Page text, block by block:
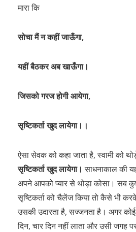
मारा कि
सोचा मैं न कहीं जाऊँगा,
यहीं बैठकर अब खाऊँगा।
जिसको गरज होगी आयेगा,
सृष्टिकर्ता खुद लायेगा।।
ऐसा सेवक को कहा जाता है, स्वामी को
सृष्टिकर्ता खुद लायेगा।साधनाकाल की
अपने आपको प्यार से थोड़ा कोसा। सब
सृष्टिकर्ता को चैलेंज किया तो कैसे भी
उसकी उदारता है, सज्जनता है। अगर कोई
दिन, चार दिन नहीं लाता और उसी जगह